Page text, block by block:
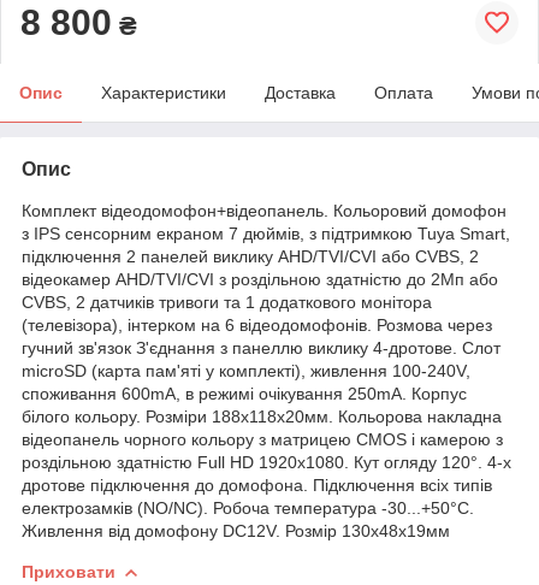
8 800 ₴
Опис Характеристики Доставка Оплата Умови
Опис
Комплект відеодомофон+відеопанель. Кольоровий домофон
з IPS сенсорним екраном 7 дюймів, з підтримкою Tuya Smart,
підключення 2 панелей виклику AHD/TVI/CVI або CVBS, 2
відеокамер AHD/TVI/CVI з роздільною здатністю до 2Мп або
CVBS, 2 датчиків тривоги та 1 додаткового монітора
(телевізора), інтерком на 6 відеодомофонів. Розмова через
гучний зв'язок З'єднання з панеллю виклику 4-дротове. Слот
microSD (карта пам'яті у комплекті), живлення 100-240V,
споживання 600mA, в режимі очікування 250mA. Корпус
білого кольору. Розміри 188x118x20мм. Кольорова накладна
відеопанель чорного кольору з матрицею CMOS і камерою з
роздільною здатністю Full HD 1920x1080. Кут огляду 120°. 4-х
дротове підключення до домофона. Підключення всіх типів
електрозамків (NO/NC). Робоча температура -30...+50°С.
Живлення від домофону DC12V. Розмір 130x48x19мм
Приховати